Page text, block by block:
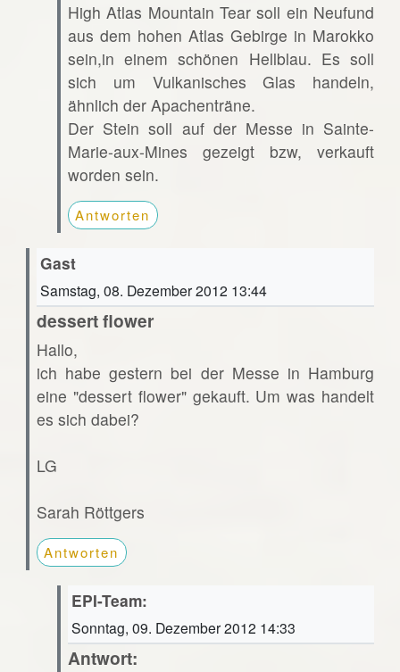
High Atlas Mountain Tear soll ein Neufund
aus dem hohen Atlas Gebirge in Marokko
sein,in einem schönen Hellblau. Es soll
sich um Vulkanisches Glas handeln,
ähnlich der Apachenträne.
Der Stein soll auf der Messe in Sainte-
Marie-aux-Mines gezeigt bzw, verkauft
worden sein.
Antworten
Gast
Samstag, 08. Dezember 2012 13:44
dessert flower
Hallo,
ich habe gestern bei der Messe in Hamburg
eine "dessert flower" gekauft. Um was handelt
es sich dabei?
LG
Sarah Röttgers
Antworten
EPI-Team:
Sonntag, 09. Dezember 2012 14:33
Antwort: